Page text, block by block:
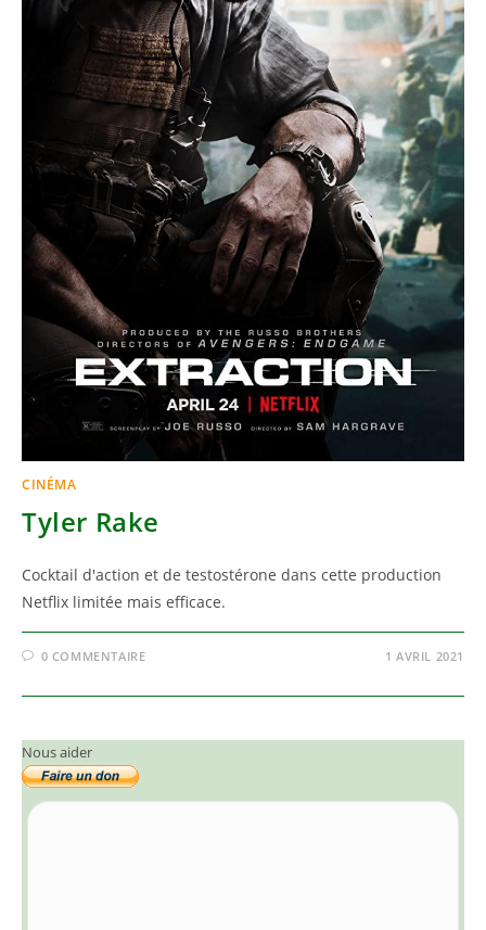
CINÉMA
Tyler Rake
Cocktail d'action et de testostérone dans cette production
Netflix limitée mais efficace.
0 COMMENTAIRE 1 AVRIL 2021
Nous aider